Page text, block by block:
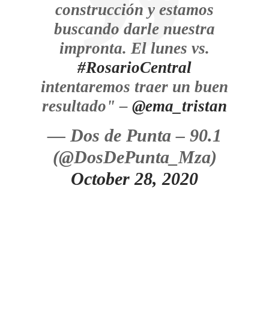
construcción y estamos
buscando darle nuestra
impronta. El lunes vs.
#RosarioCentral
intentaremos traer un buen
resultado" – @ema_tristan
— Dos de Punta – 90.1
(@DosDePunta_Mza)
October 28, 2020